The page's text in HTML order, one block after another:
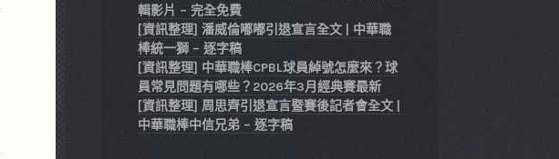
輯影片 – 完全免費
[資訊整理] 潘威倫嘟嘟引退宣言全文 | 中華職
棒統一獅 – 逐字稿
[資訊整理] 中華職棒CPBL球員綽號怎麼來？球
員常見問題有哪些？2026年3月經典賽最新
[資訊整理] 周思齊引退宣言暨賽後記者會全文 |
中華職棒中信兄弟 – 逐字稿